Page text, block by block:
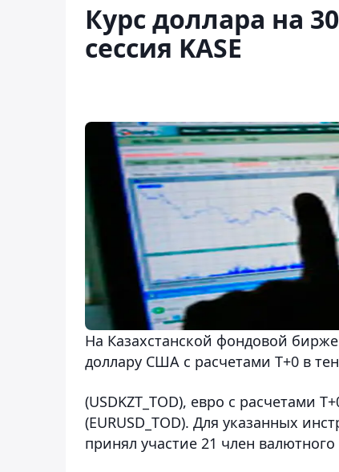
Курс доллара на
сессия KASE
На Казахстанской фондовой бирже
доллару США с расчетами Т+0 в
(USDKZT_TOD), евро с расчетами
(EURUSD_TOD). Для указанных
принял участие 21 член валютного